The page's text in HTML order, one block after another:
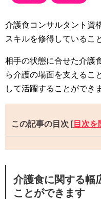
介護食コンサルタント資
スキルを修得しているこ
相手の状態に合せた介護
ら介護の場面を支えるこ
して活躍することができ
この記事の目次 [目次を
介護食に関する幅
ことができます